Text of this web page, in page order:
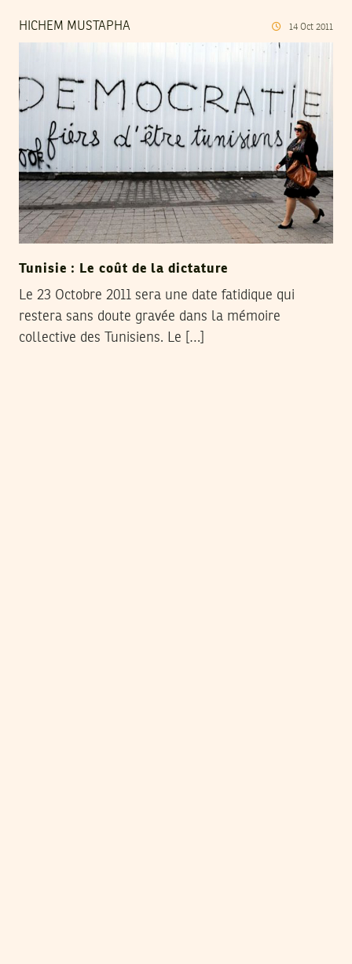
HICHEM MUSTAPHA 14 Oct 2011
Tunisie : Le coût de la dictature
Le 23 Octobre 2011 sera une date fatidique qui
restera sans doute gravée dans la mémoire
collective des Tunisiens. Le […]